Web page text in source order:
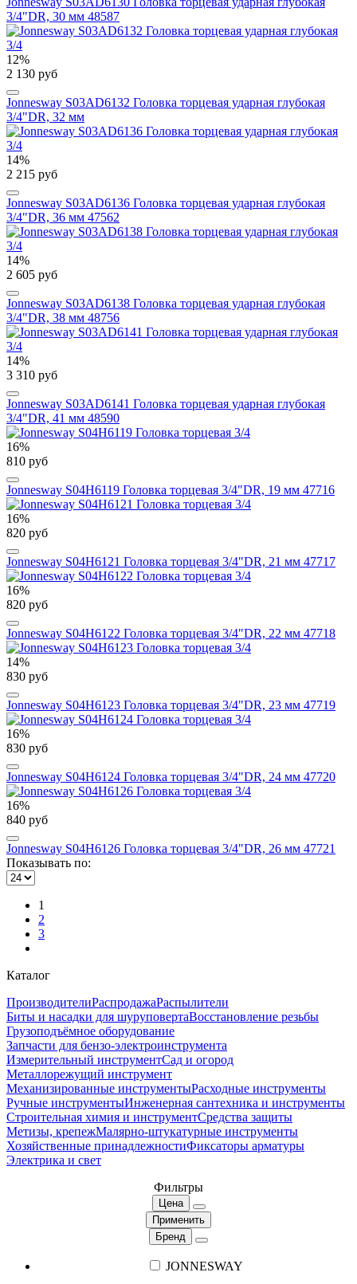
3/4"DR, 30 мм 48587
12%
2 130 руб
Jonnesway S03AD6132 Головка торцевая ударная глубокая
3/4"DR, 32 мм
14%
2 215 руб
Jonnesway S03AD6136 Головка торцевая ударная глубокая
3/4"DR, 36 мм 47562
14%
2 605 руб
Jonnesway S03AD6138 Головка торцевая ударная глубокая
3/4"DR, 38 мм 48756
14%
3 310 руб
Jonnesway S03AD6141 Головка торцевая ударная глубокая
3/4"DR, 41 мм 48590
16%
810 руб
Jonnesway S04H6119 Головка торцевая 3/4"DR, 19 мм 47716
16%
820 руб
Jonnesway S04H6121 Головка торцевая 3/4"DR, 21 мм 47717
16%
820 руб
Jonnesway S04H6122 Головка торцевая 3/4"DR, 22 мм 47718
14%
830 руб
Jonnesway S04H6123 Головка торцевая 3/4"DR, 23 мм 47719
16%
830 руб
Jonnesway S04H6124 Головка торцевая 3/4"DR, 24 мм 47720
16%
840 руб
Jonnesway S04H6126 Головка торцевая 3/4"DR, 26 мм 47721
Показывать по:
1
2
3
Каталог
ПроизводителиРаспродажаРаспылители
Биты и насадки для шуруповертаВосстановление резьбы
Грузоподъёмное оборудование
Запчасти для бензо-электроинструмента
Измерительный инструментСад и огород
Металлорежущий инструмент
Механизированные инструментыРасходные инструменты
Ручные инструментыИнженерная сантехника и инструменты
Строительная химия и инструментСредства защиты
Метизы, крепежМалярно-штукатурные инструменты
Хозяйственные принадлежностиФиксаторы арматуры
Электрика и свет
Фильтры
Цена
Применить
Бренд
JONNESWAY